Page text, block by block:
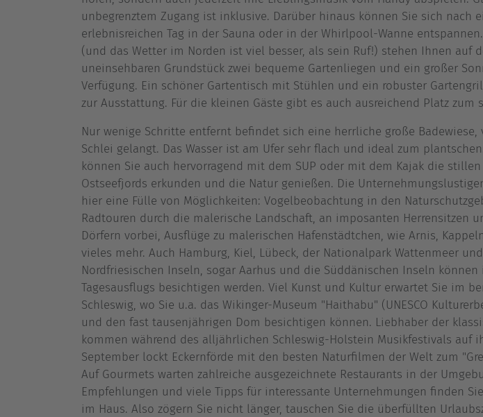
unbegrenztem Zugang ist inklusive. Darüber hinaus können Sie sich nach
erlebnisreichen Tag in der Sauna oder in der Whirlpool-Wanne entspannen.
(und das Wetter im Norden ist viel besser, als sein Ruf!) stehen Ihnen auf
uneinsehbaren Grundstück zwei bequeme Gartenliegen und ein großer
Verfügung. Ein schöner Gartentisch mit Stühlen und ein robuster
zur Ausstattung. Für die kleinen Gäste gibt es auch ausreichend Platz zum
Nur wenige Schritte entfernt befindet sich eine herrliche große Badewiese,
Schlei gelangt. Das Wasser ist am Ufer sehr flach und ideal zum
können Sie auch hervorragend mit dem SUP oder mit dem Kajak die stillen
Ostseefjords erkunden und die Natur genießen. Die
hier eine Fülle von Möglichkeiten: Vogelbeobachtung in den
Radtouren durch die malerische Landschaft, an imposanten Herrensitzen
Dörfern vorbei, Ausflüge zu malerischen Hafenstädtchen, wie Arnis,
vieles mehr. Auch Hamburg, Kiel, Lübeck, der Nationalpark Wattenmeer
Nordfriesischen Inseln, sogar Aarhus und die Süddänischen Inseln können
Tagesausflugs besichtigen werden. Viel Kunst und Kultur erwartet Sie im
Schleswig, wo Sie u.a. das Wikinger-Museum "Haithabu" (UNESCO
und den fast tausenjährigen Dom besichtigen können. Liebhaber der
kommen während des alljährlichen Schleswig-Holstein Musikfestivals auf
September lockt Eckernförde mit den besten Naturfilmen der Welt zum
Auf Gourmets warten zahlreiche ausgezeichnete Restaurants in der
Empfehlungen und viele Tipps für interessante Unternehmungen finden
im Haus. Also zögern Sie nicht länger, tauschen Sie die überfüllten